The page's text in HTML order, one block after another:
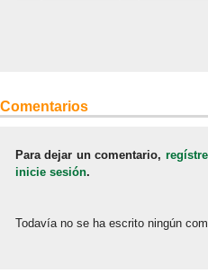
Comentarios
Para dejar un comentario,
inicie sesión.
Todavía no se ha escrito ningún